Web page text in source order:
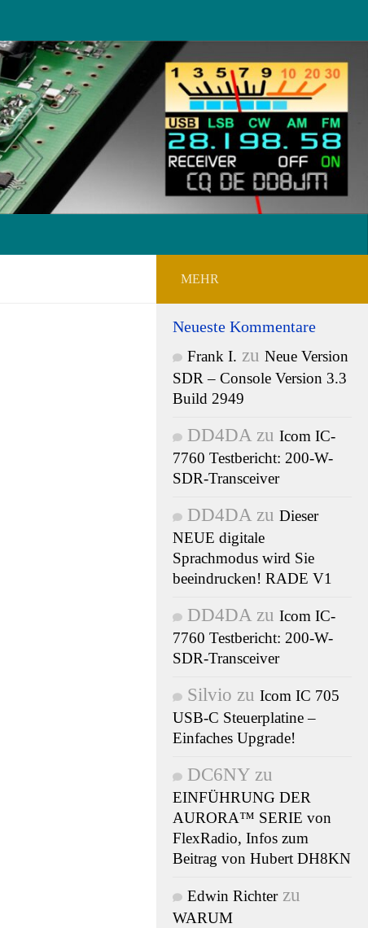
MEHR
Neueste Kommentare
Frank I. zu Neue Version
SDR – Console Version 3.3
Build 2949
DD4DAzu Icom IC-
7760 Testbericht: 200-W-
SDR-Transceiver
DD4DAzu Dieser
NEUE digitale
Sprachmodus wird Sie
beeindrucken! RADE V1
DD4DAzu Icom IC-
7760 Testbericht: 200-W-
SDR-Transceiver
Silvio zu Icom IC 705
USB-C Steuerplatine –
Einfaches Upgrade!
DC6NY zu
EINFÜHRUNG DER
AURORA™ SERIE von
FlexRadio, Infos zum
Beitrag von Hubert DH8KN
Edwin Richterzu
WARUM